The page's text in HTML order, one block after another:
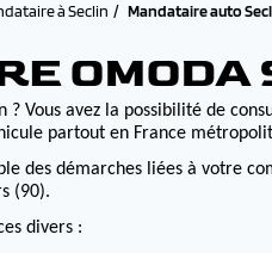
à Seclin Mandataire auto
OMODA
? Vous avez la possibilité de
partout en France
des démarches liées à votre
(90).
divers :